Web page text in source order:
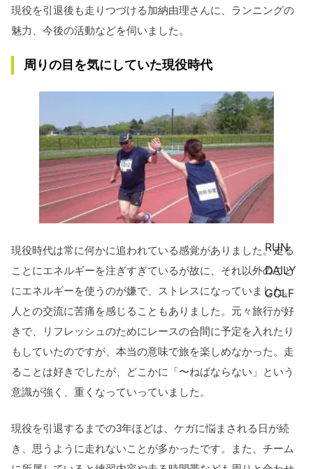
RUN
DAILY
GOLF
現役を引退後も走りつづける加納由理さんに、ランニングの
魅力、今後の活動などを伺いました。
周りの目を気にしていた現役時代
現役時代は常に何かに追われている感覚がありました。走る
ことにエネルギーを注ぎすぎているが故に、それ以外のこと
にエネルギーを使うのが嫌で、ストレスになっていました。
人との交流に苦痛を感じることもありました。元々旅行が好
きで、リフレッシュのためにレースの合間に予定を入れたり
もしていたのですが、本当の意味で旅を楽しめなかった。走
ることは好きでしたが、どこかに「〜ねばならない」という
意識が強く、重くなっていっていました。
現役を引退するまでの3年ほどは、ケガに悩まされる日が続
き、思うように走れないことが多かったです。また、チーム